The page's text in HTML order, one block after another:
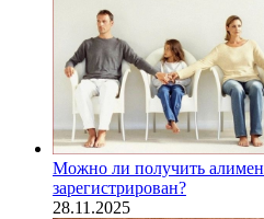
Можно ли получить
зарегистрирован?
28.11.2025